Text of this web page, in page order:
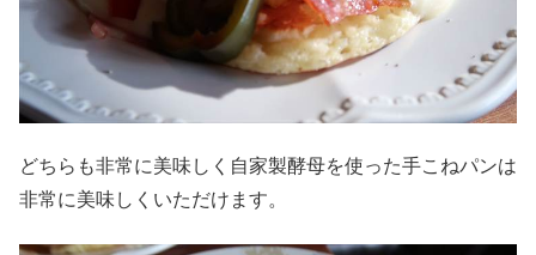
どちらも非常に美味しく自家製酵母を使った手こねパンは
非常に美味しくいただけます。